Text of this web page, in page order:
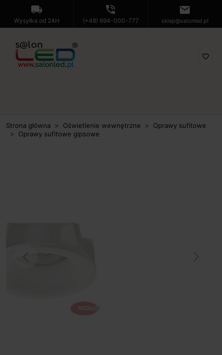
local_shipping
Wysyłka od 24H
phone_in_talk
(+48) 694-000-777
mail
sklep@salonled.pl
favorite_border
Strona główna Oświetlenie wewnętrzne
Oprawy sufitowe
Oprawy sufitowe gipsowe
Previous